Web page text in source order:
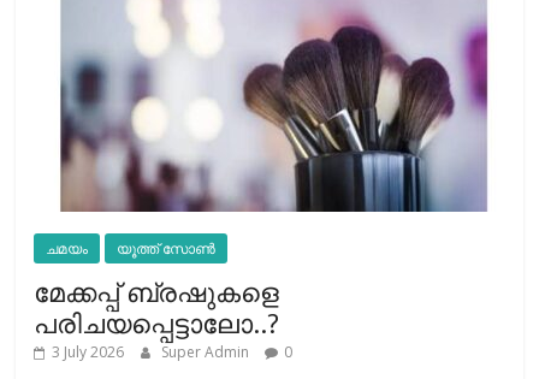
ചമയം യൂത്ത് സോൺ
മേക്കപ്പ് ബ്രഷുകളെ
പരിചയപ്പെട്ടാലോ..?
3 July 2026 Super Admin 0